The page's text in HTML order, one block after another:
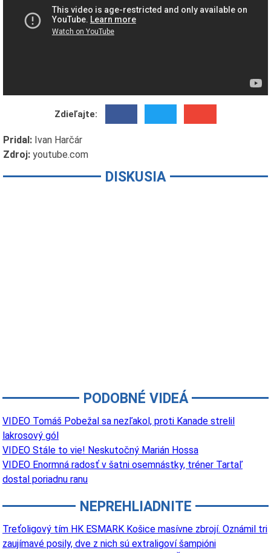
Zdieľajte:
Pridal: Ivan Harčár
Zdroj: youtube.com
DISKUSIA
PODOBNÉ VIDEÁ
VIDEO Tomáš Pobežal sa nezľakol, proti Kanade strelil
lakrosový gól
VIDEO Stále to vie! Neskutočný Marián Hossa
VIDEO Enormná radosť v šatni osemnástky, tréner Tartaľ
dostal poriadnu ranu
NEPREHLIADNITE
Treťoligový tím HK ESMARK Košice masívne zbrojí. Oznámil tri
zaujímavé posily, dve z nich sú extraligoví šampióni